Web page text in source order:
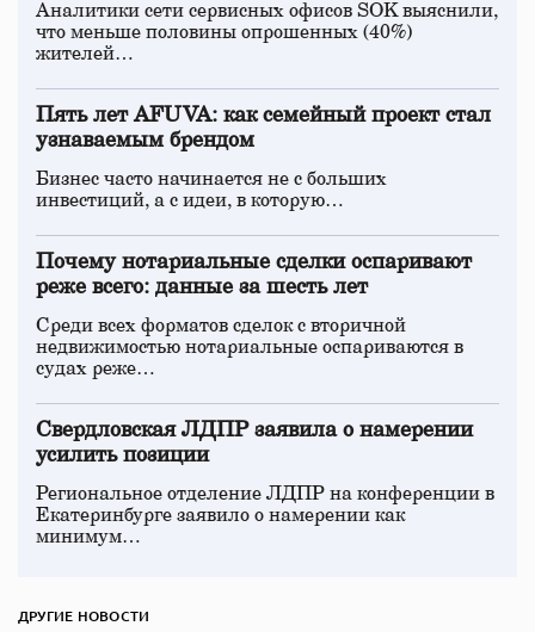
Аналитики сети сервисных офисов SOK выяснили,
что меньше половины опрошенных (40%)
жителей…
Пять лет AFUVA: как семейный проект стал
узнаваемым брендом
Бизнес часто начинается не с больших
инвестиций, а с идеи, в которую…
Почему нотариальные сделки оспаривают
реже всего: данные за шесть лет
Среди всех форматов сделок с вторичной
недвижимостью нотариальные оспариваются в
судах реже…
Свердловская ЛДПР заявила о намерении
усилить позиции
Региональное отделение ЛДПР на конференции в
Екатеринбурге заявило о намерении как
минимум…
ДРУГИЕ НОВОСТИ